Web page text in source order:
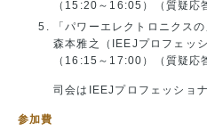
（15:20～16:05）（質疑応
「パワーエレクトロニクスの
森本雅之（IEEJプロフェッシ
（16:15～17:00）（質疑応
司会はIEEJプロフェッショ
参加費